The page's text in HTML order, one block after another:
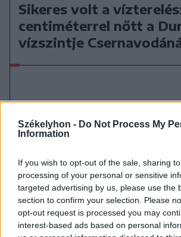
Székelyhon - Do Not Process My
Information
If you wish to opt-out of the sale, sharing
processing of your personal or sensitive
targeted advertising by us, please use the
section to confirm your selection. Please
opt-out request is processed you may
interest-based ads based on personal
Sikeres volt a
centiméterrel nőtt a
vízszintje